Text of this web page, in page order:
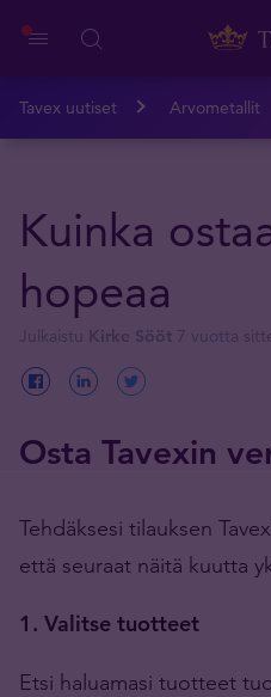
Tavex uutiset Arvometallit
Kuinka
hopeaa
Osta Tavexin
Tehdäksesi tilauksen
että seuraat näitä kuutta
1. Valitse tuotteet
Etsi haluamasi tuotteet